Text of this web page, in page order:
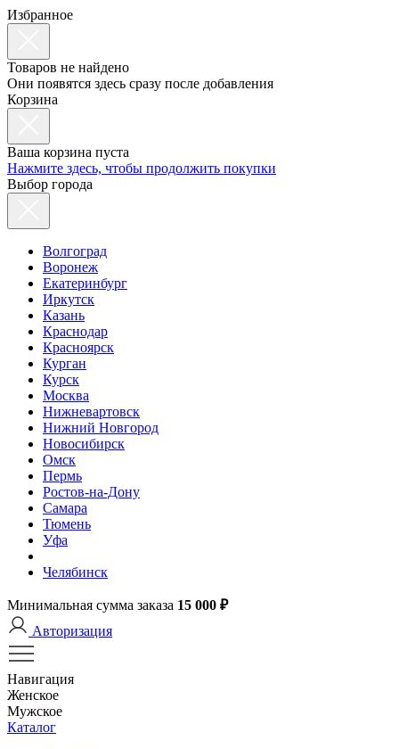
Избранное
Товаров не найдено
Они появятся здесь сразу после добавления
Корзина
Ваша корзина пуста
Нажмите здесь, чтобы продолжить покупки
Выбор города
Волгоград
Воронеж
Екатеринбург
Иркутск
Казань
Краснодар
Красноярск
Курган
Курск
Москва
Нижневартовск
Нижний Новгород
Новосибирск
Омск
Пермь
Ростов-на-Дону
Самара
Тюмень
Уфа
Челябинск
Минимальная сумма заказа 15 000 ₽
Авторизация
Навигация
Женское
Мужское
Каталог